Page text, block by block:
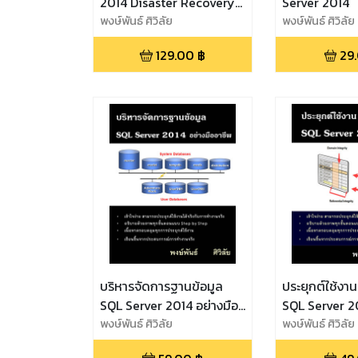
Pack
พงษ์พันธ์ ศิวิลัย
129.00 ฿
พงษ์พันธ์ ศิวิลัย
บริหารจัดการฐานข้อมูล
SQL Server 2014 อย่างมือ
อาชีพ
พงษ์พันธ์ ศิวิลัย
ประยุกต์ใช้ง
SQL Server
พงษ์พันธ์ ศิวิลัย